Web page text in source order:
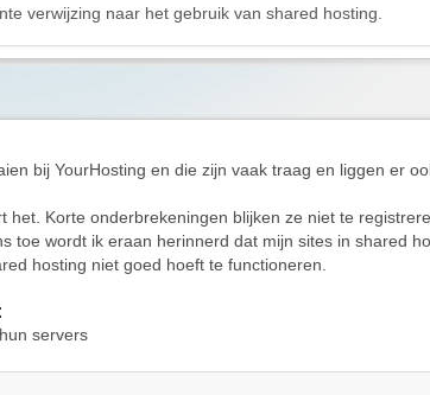
verwijzing naar het gebruik van shared hosting.
bij YourHosting en die zijn vaak traag en liggen er
het. Korte onderbrekeningen blijken ze niet te
toe wordt ik eraan herinnerd dat mijn sites in shared
hosting niet goed hoeft te functioneren.
servers